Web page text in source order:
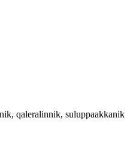
qaleralinnik, suluppaakkanik